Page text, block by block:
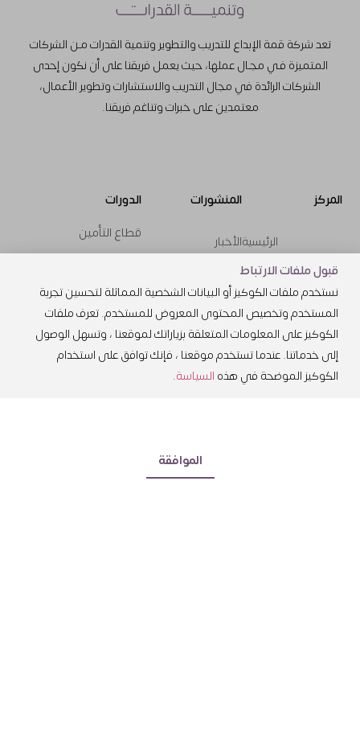
تعد شركة قمة الإبداع للتدريب والتطوير وتنمية القدرات مـن الشركات
المتميزة فـي مجـال عملها، حيث يعمل فريقنا على أن نكون إحدى
الشركات الرائدة في مجال التدريب والاستشارات وتطوير الأعمال،
معتمدين على خبرات وتناغم فريقنا.
المركز
الرئيسية
عن المركز
الخدمات
تواصل
المنشورات
الأخبار
الأحداث
الدورات
Courses
قطاع التأمين
تقنيات الاتصالات
الموارد المالية
الموارد البشرية
قبول ملفات الارتباط
نستخدم ملفات الكوكيز أو البيانات الشخصية المماثلة لتحسين تجربة
المستخدم وتخصيص المحتوى المعروض للمستخدم. تعرف ملفات
الكوكيز على المعلومات المتعلقة بزياراتك لموقعنا ، وتسهل الوصول
إلى خدماتنا. عندما تستخدم موقعنا ، فإنك توافق على استخدام
الكوكيز الموضحة في هذه السياسة.
الموافقة